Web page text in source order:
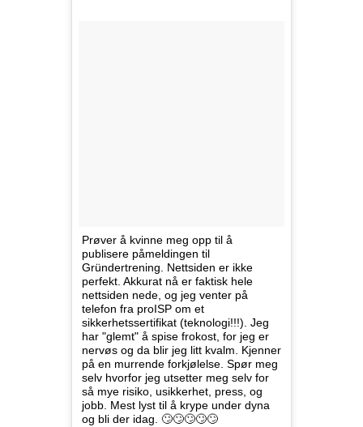
Prøver å kvinne meg opp til å
publisere påmeldingen til
Gründertrening. Nettsiden er ikke
perfekt. Akkurat nå er faktisk hele
nettsiden nede, og jeg venter på
telefon fra proISP om et
sikkerhetssertifikat (teknologi!!!). Jeg
har "glemt" å spise frokost, for jeg er
nervøs og da blir jeg litt kvalm. Kjenner
på en murrende forkjølelse. Spør meg
selv hvorfor jeg utsetter meg selv for
så mye risiko, usikkerhet, press, og
jobb. Mest lyst til å krype under dyna
og bli der idag. 🙄🙄🙄🙄🙄